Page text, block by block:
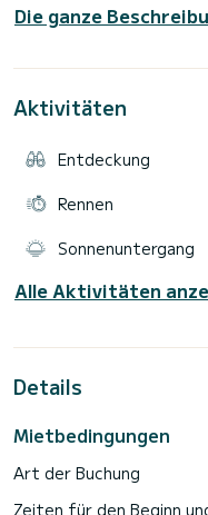
Site konfiguriert ist, ist
Verfügbarkeit während
Die ganze
Aktivitäten
Entdeckung
Rennen
Sonnenuntergang
Alle Aktivitäten
Details
Mietbedingungen
Art der Buchung
Zeiten für den Beginn